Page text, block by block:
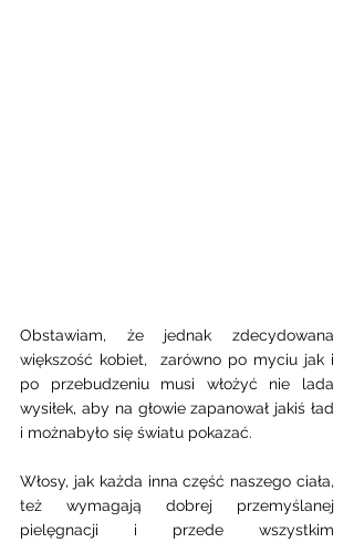
Obstawiam, że jednak zdecydowana
większość kobiet,  zarówno po myciu jak i
po przebudzeniu musi włożyć nie lada
wysiłek, aby na głowie zapanował jakiś ład
i możnabyło się światu pokazać.
Włosy, jak każda inna część naszego ciała,
też wymagają dobrej przemyślanej
pielęgnacji i przede wszystkim